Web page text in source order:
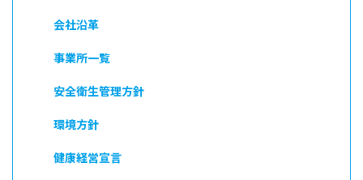
会社沿革
事業所一覧
安全衛生管理方針
環境方針
健康経営宣言